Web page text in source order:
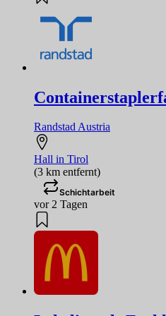
Randstad Austria
Hall in Tirol
(3 km entfernt)
Schichtarbeit
vor 2 Tagen